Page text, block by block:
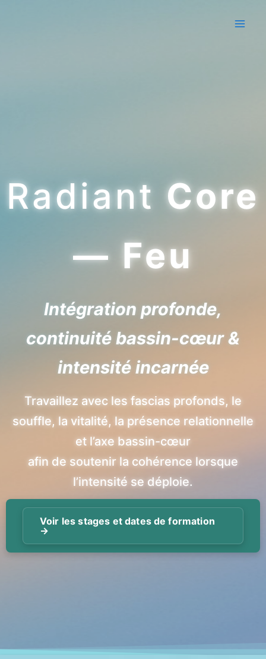
Radiant Core
— Feu
Intégration profonde,
continuité bassin-cœur &
intensité incarnée
Travaillez avec les fascias profonds, le
souffle, la vitalité, la présence relationnelle
et l’axe bassin-cœur
afin de soutenir la cohérence lorsque
l’intensité se déploie.
Voir les stages et dates de formation
→